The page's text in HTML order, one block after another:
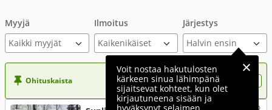
Myyjä
Kaikki myyjät
Ilmoitus Järjestys
Voit nostaa hakutulosten
kärkeen sinua lähimpänä
sijaitsevat kohteet, kun olet
kirjautuneena sisään ja
Ohituskaista Nosta ilmoituksesi tähän?